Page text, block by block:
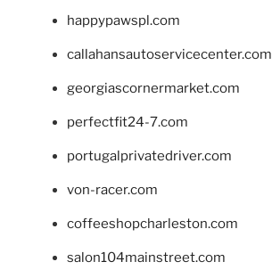
happypawspl.com
callahansautoservicecenter.com
georgiascornermarket.com
perfectfit24-7.com
portugalprivatedriver.com
von-racer.com
coffeeshopcharleston.com
salon104mainstreet.com